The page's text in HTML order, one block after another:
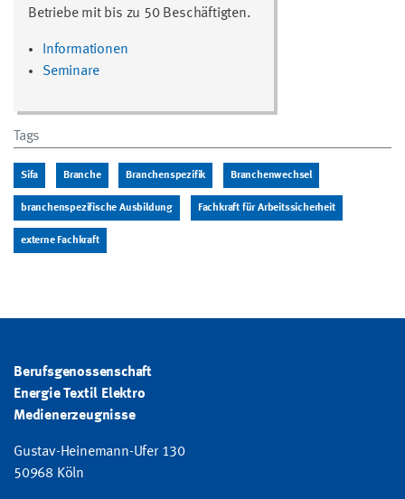
Betriebe mit bis zu 50 Beschäftigten.
Informationen
Seminare
Tags
Sifa Branche Branchenspezifik Branchenwechsel
branchenspezifische Ausbildung Fachkraft für Arbeitssicherheit
externe Fachkraft
Berufsgenossenschaft
Energie Textil Elektro
Medienerzeugnisse
Gustav-Heinemann-Ufer 130
50968 Köln